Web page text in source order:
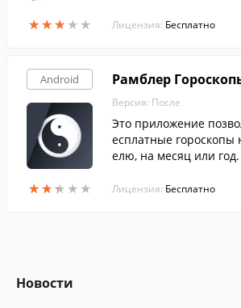
★★★ ★ ★
★★★ ★ ★ Лицензия: Бесплатно
Android
★★★ ★ ★
★★★ ★ ★
Рамблер
Версия: После
Это приложение
есплатные гороскопы
елю, на месяц или
Лицензия: Бесплатно
Новости